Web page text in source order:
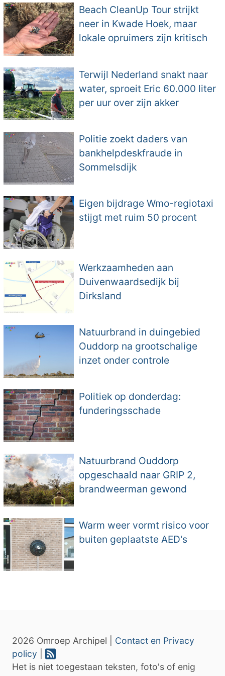
Beach CleanUp Tour strijkt
neer in Kwade Hoek, maar
lokale opruimers zijn kritisch
Terwijl Nederland snakt naar
water, sproeit Eric 60.000 liter
per uur over zijn akker
Politie zoekt daders van
bankhelpdeskfraude in
Sommelsdijk
Eigen bijdrage Wmo-regiotaxi
stijgt met ruim 50 procent
Werkzaamheden aan
Duivenwaardsedijk bij
Dirksland
Natuurbrand in duingebied
Ouddorp na grootschalige
inzet onder controle
Politiek op donderdag:
funderingsschade
Natuurbrand Ouddorp
opgeschaald naar GRIP 2,
brandweerman gewond
Warm weer vormt risico voor
buiten geplaatste AED's
2026 Omroep Archipel | Contact en Privacy
policy
Het is niet toegestaan teksten, foto's of enig